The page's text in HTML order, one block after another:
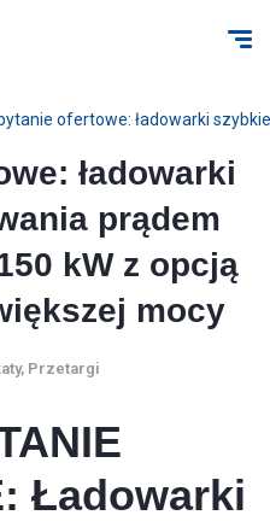
ofertowe: ładowarki
ładowarki
prądem
kW z opcją
mocy
, Przetargi
Ładowarki